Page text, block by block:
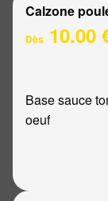
Calzone
Dès 10.00
Base sauce
oeuf